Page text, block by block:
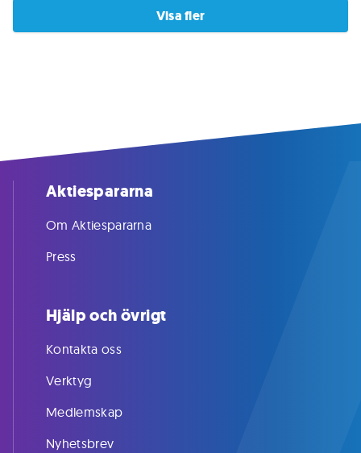
Visa fler
Aktiespararna
Om Aktiespararna
Press
Hjälp och övrigt
Kontakta oss
Verktyg
Medlemskap
Nyhetsbrev